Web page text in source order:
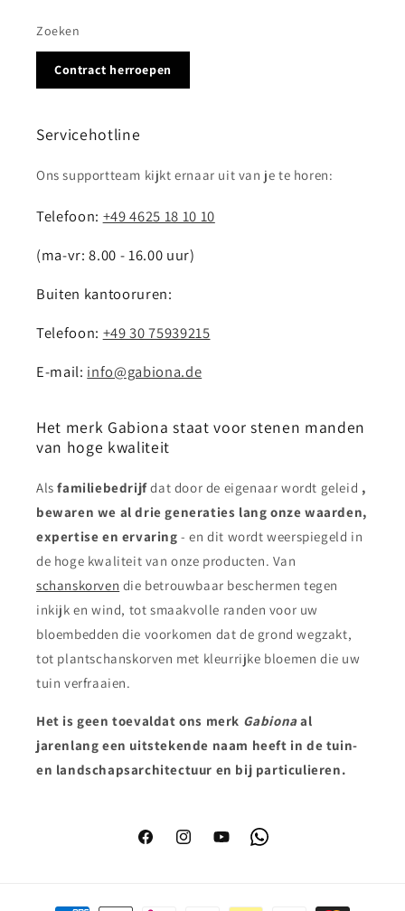
Zoeken
Contract herroepen
Servicehotline
Ons supportteam kijkt ernaar uit van je te horen:
Telefoon: +49 4625 18 10 10
(ma-vr: 8.00 - 16.00 uur)
Buiten kantooruren:
Telefoon: +49 30 75939215
E-mail: info@gabiona.de
Het merk Gabiona staat voor stenen manden
van hoge kwaliteit
Alsfamiliebedrijfdat door de eigenaar wordt geleid ,
bewaren we al drie generaties lang onze waarden,
expertise en ervaring- en dit wordt weerspiegeld in
de hoge kwaliteit van onze producten. Van
schanskorven die betrouwbaar beschermen tegen
inkijk en wind, tot smaakvolle randen voor uw
bloembedden die voorkomen dat de grond wegzakt,
tot plantschanskorven met kleurrijke bloemen die uw
tuin verfraaien.
Het is geen toevaldat ons merk Gabionaal
jarenlang een uitstekende naam heeft in de tuin-
en landschapsarchitectuur en bij particulieren.
FacebookInstagramYouTubeWhatsApp